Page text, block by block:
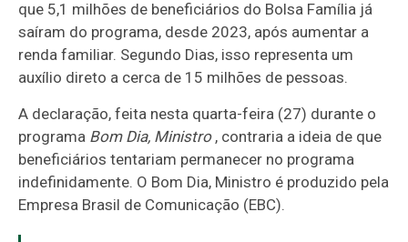
que 5,1 milhões de beneficiários do Bolsa Família já
saíram do programa, desde 2023, após aumentar a
renda familiar. Segundo Dias, isso representa um
auxílio direto a cerca de 15 milhões de pessoas.
A declaração, feita nesta quarta-feira (27) durante o
programa Bom Dia, Ministro, contraria a ideia de que
beneficiários tentariam permanecer no programa
indefinidamente. O Bom Dia, Ministro é produzido pela
Empresa Brasil de Comunicação (EBC).